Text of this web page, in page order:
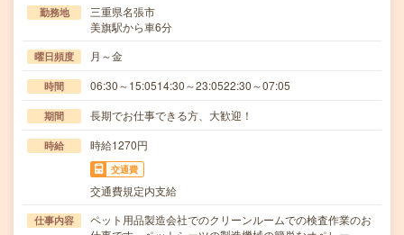
勤務地
三重県名張市
美旗駅から車6分
曜日頻度 月～金
時間 06:30～15:0514:30～23:0522:30～07:05
期間 長期でお仕事できる方、大歓迎！
時給 時給1270円
交通費
交通費規定内支給
仕事内容
ペット用品製造会社でのクリーンルームでの検査作業のお